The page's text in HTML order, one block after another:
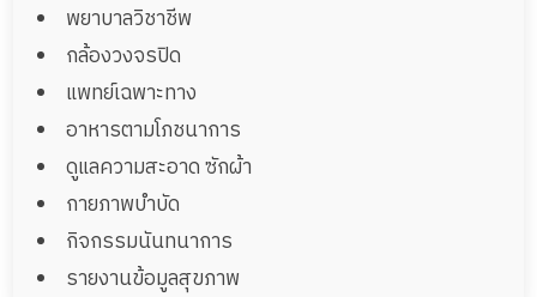
พยาบาลวิชาชีพ
กล้องวงจรปิด
แพทย์เฉพาะทาง
อาหารตามโภชนาการ
ดูแลความสะอาด ซักผ้า
กายภาพบำบัด
กิจกรรมนันทนาการ
รายงานข้อมูลสุขภาพ